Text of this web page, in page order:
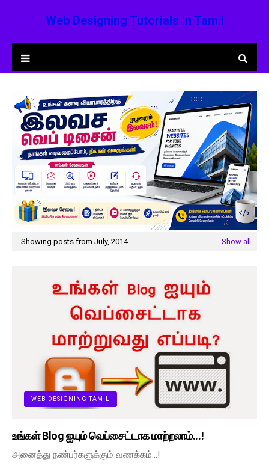
Web Designing Tutorials In Tamil
Showing posts from July, 2014 Show all
WEB DESIGNING TAMIL
உங்கள் Blog ஐயும் வெப்சைட்டாக மாற்றலாம்...!
அனைத்து நண்பர்களுக்கும் வணக்கம்...!